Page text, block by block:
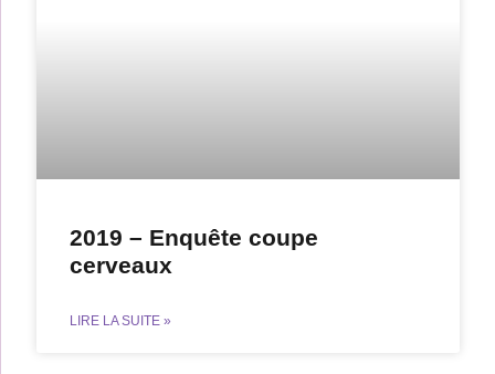
2019 – Enquête coupe
cerveaux
LIRE LA SUITE »